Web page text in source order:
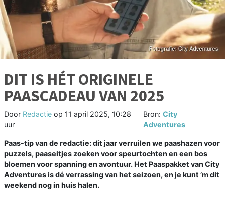
DIT IS HÉT ORIGINELE
PAASCADEAU VAN 2025
Door Redactie op 11 april 2025, 10:28
uur
Bron:City
Adventures
Paas-tip van de redactie: dit jaar verruilen we paashazen voor
puzzels, paaseitjes zoeken voor speurtochten en een bos
bloemen voor spanning en avontuur. Het Paaspakket van City
Adventures is dé verrassing van het seizoen, en je kunt ’m dit
weekend nog in huis halen.